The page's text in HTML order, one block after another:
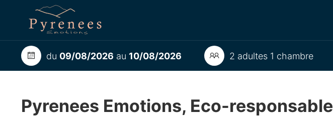
du 09/08/2026 au 10/08/2026 2 adultes 1 chambre
Pyrenees Emotions, Eco-responsable